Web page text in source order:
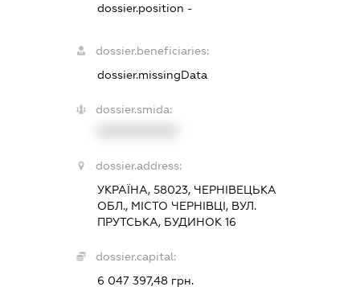
dossier.position -
dossier.beneficiaries:
dossier.missingData
dossier.smida:
dossier.address:
УКРАЇНА, 58023, ЧЕРНІВЕЦЬКА
ОБЛ., МІСТО ЧЕРНІВЦІ, ВУЛ.
ПРУТСЬКА, БУДИНОК 16
dossier.capital:
6 047 397,48 грн.